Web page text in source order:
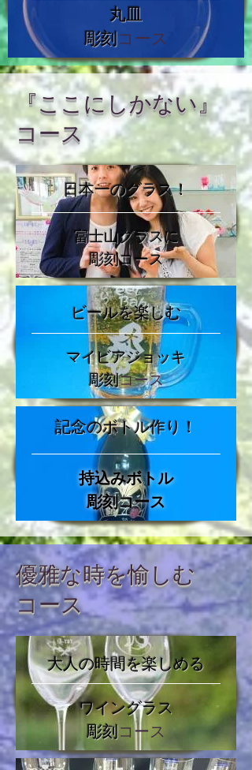
丸皿
彫刻コース
『ここにしかない』
コース
富士山グラスに
彫刻コース
日本一のグラス！
マイビアジョッキ
彫刻コース
​ビールを楽しむ
持込みボトル
彫刻コース
記念のボトル作り！
優雅な時を愉しむ
コース
ワイングラス
彫刻コース
大人の時間を楽しめる